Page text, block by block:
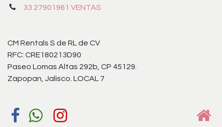
33 27901961 VENTAS
CM Rentals S de RL de CV
RFC: CRE180213D90
Paseo Lomas Altas 292b, CP 45129.
Zapopan, Jalisco. LOCAL 7